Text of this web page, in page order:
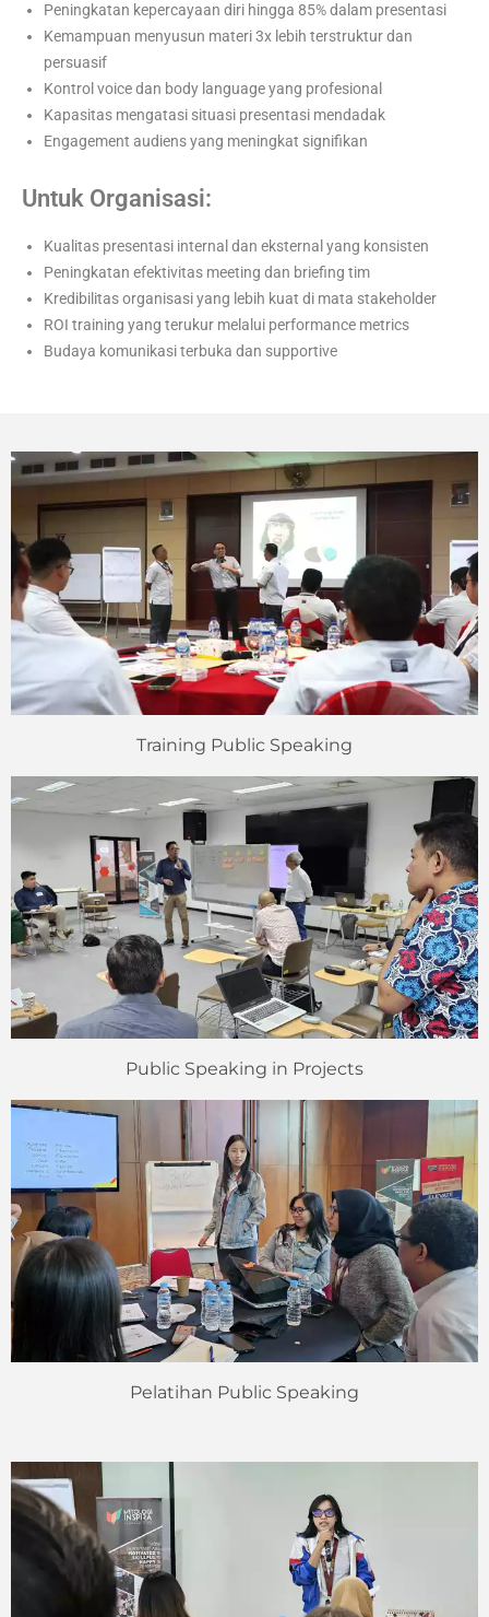
Peningkatan kepercayaan diri hingga 85% dalam presentasi
Kemampuan menyusun materi 3x lebih terstruktur dan
persuasif
Kontrol voice dan body language yang profesional
Kapasitas mengatasi situasi presentasi mendadak
Engagement audiens yang meningkat signifikan
Untuk Organisasi:
Kualitas presentasi internal dan eksternal yang konsisten
Peningkatan efektivitas meeting dan briefing tim
Kredibilitas organisasi yang lebih kuat di mata stakeholder
ROI training yang terukur melalui performance metrics
Budaya komunikasi terbuka dan supportive
Training Public Speaking
Public Speaking in Projects
Pelatihan Public Speaking